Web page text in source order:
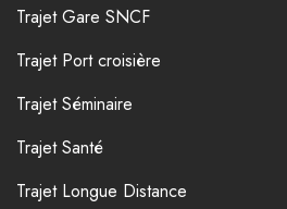
Trajet Gare SNCF
Trajet Port croisière
Trajet Séminaire
Trajet Santé
Trajet Longue Distance